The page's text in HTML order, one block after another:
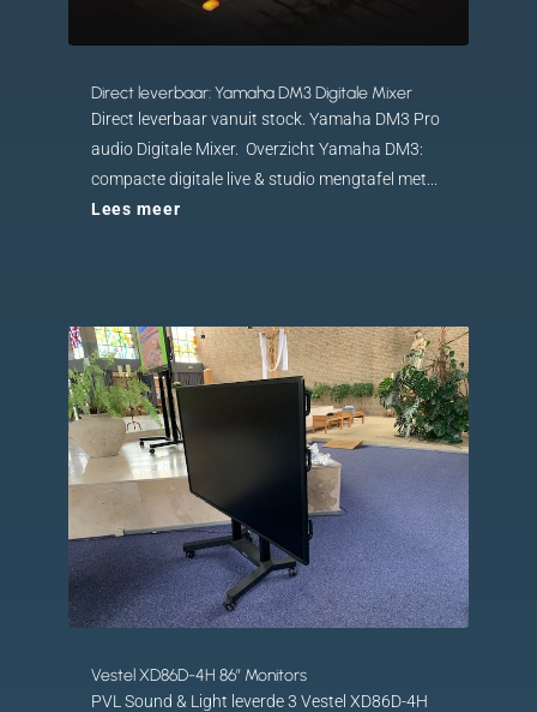
Direct leverbaar: Yamaha DM3 Digitale Mixer
Direct leverbaar vanuit stock. Yamaha DM3 Pro
audio Digitale Mixer. Overzicht Yamaha DM3:
compacte digitale live & studio mengtafel met...
Lees meer
Vestel XD86D-4H 86″ Monitors
PVL Sound & Light leverde 3 Vestel XD86D-4H